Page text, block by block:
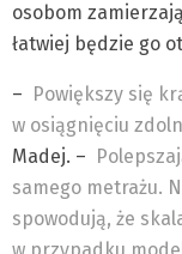
osobom
łatwiej będzie go
– Powiększy się
w osiągnięciu
Madej. –
samego metrażu.
spowodują, że